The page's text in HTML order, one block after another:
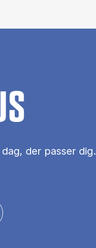
der pas­ser dig.